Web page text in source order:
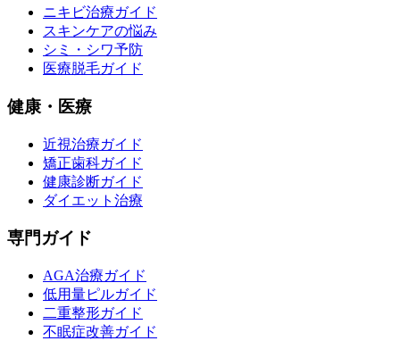
ニキビ治療ガイド
スキンケアの悩み
シミ・シワ予防
医療脱毛ガイド
健康・医療
近視治療ガイド
矯正歯科ガイド
健康診断ガイド
ダイエット治療
専門ガイド
AGA治療ガイド
低用量ピルガイド
二重整形ガイド
不眠症改善ガイド